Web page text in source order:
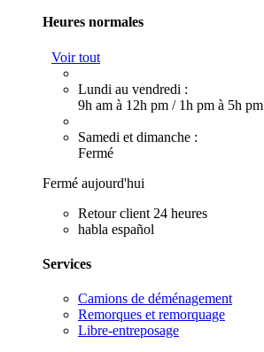
Heures normales
Voir tout
Lundi au vendredi :
9h am à 12h pm / 1h pm à 5h pm
Samedi et dimanche :
Fermé
Fermé aujourd'hui
Retour client 24 heures
habla español
Services
Camions de déménagement
Remorques et remorquage
Libre-entreposage